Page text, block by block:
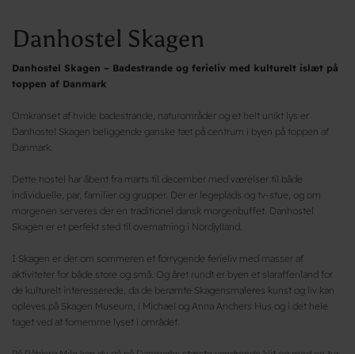
Danhostel Skagen
Danhostel Skagen – Badestrande og ferieliv med kulturelt islæt på
toppen af Danmark
Omkranset af hvide badestrande, naturområder og et helt unikt lys er
Danhostel Skagen beliggende ganske tæt på centrum i byen på toppen af
Danmark.
Dette hostel har åbent fra marts til december med værelser til både
individuelle, par, familier og grupper. Der er legeplads og tv-stue, og om
morgenen serveres der en traditionel dansk morgenbuffet. Danhostel
Skagen er et perfekt sted til overnatning i Nordjylland.
I Skagen er der om sommeren et forrygende ferieliv med masser af
aktiviteter for både store og små. Og året rundt er byen et slaraffenland for
de kulturelt interesserede, da de berømte Skagensmaleres kunst og liv kan
opleves på Skagen Museum, i Michael og Anna Anchers Hus og i det hele
taget ved at fornemme lyset i området.